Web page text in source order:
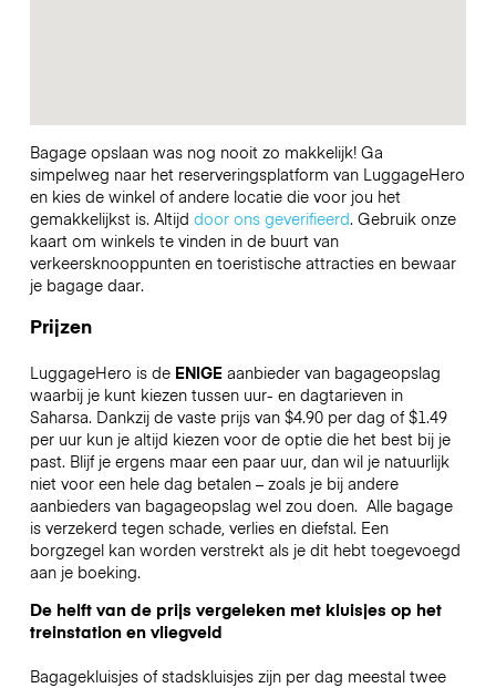
Bagage opslaan was nog nooit zo makkelijk! Ga
simpelweg naar het reserveringsplatform van LuggageHero
en kies de winkel of andere locatie die voor jou het
gemakkelijkst is. Altijd door ons geverifieerd. Gebruik onze
kaart om winkels te vinden in de buurt van
verkeersknooppunten en toeristische attracties en bewaar
je bagage daar.
Prijzen
LuggageHero is de ENIGEaanbieder van bagageopslag
waarbij je kunt kiezen tussen uur- en dagtarieven in
Saharsa. Dankzij de vaste prijs van $4.90 per dag of $1.49
per uur kun je altijd kiezen voor de optie die het best bij je
past. Blijf je ergens maar een paar uur, dan wil je natuurlijk
niet voor een hele dag betalen – zoals je bij andere
aanbieders van bagageopslag wel zou doen. Alle bagage
is verzekerd tegen schade, verlies en diefstal. Een
borgzegel kan worden verstrekt als je dit hebt toegevoegd
aan je boeking.
De helft van de prijs vergeleken met kluisjes op het
treinstation en vliegveld
Bagagekluisjes of stadskluisjes zijn per dag meestal twee